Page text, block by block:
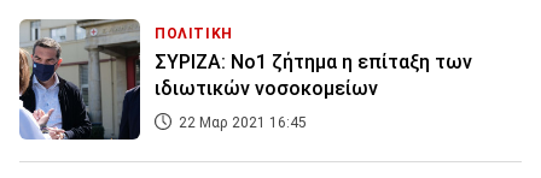
ΠΟΛΙΤΙΚΗ
ΣΥΡΙΖΑ: Νο1 ζήτημα η επίταξη των
ιδιωτικών νοσοκομείων
22 Μαρ 2021 16:45